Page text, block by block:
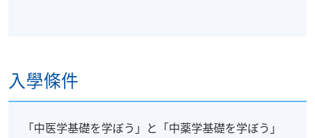
入學條件
「中医学基礎を学ぼう」と「中薬学基礎を学ぼう」